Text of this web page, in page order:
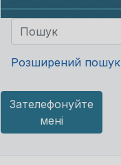
Розширений пошук
Зателефонуйте
мені